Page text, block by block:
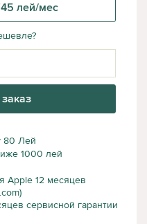
лей/мес
80 Лей
1000 лей
Apple 12 месяцев
сервисной гарантии